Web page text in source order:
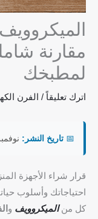
مقارنة
لمطبخك
اترك تعليقاً / الفرن
📅 تاريخ النشر: نوفمبر 20,
قرار شراء الأجهزة
احتياجاتك وأسلوب
كل منالميكروويف و